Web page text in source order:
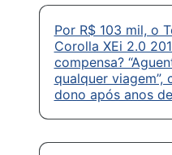
Por R$ 103 mil, o
Corolla XEi 2.0
compensa?
qualquer viagem”,
dono após anos